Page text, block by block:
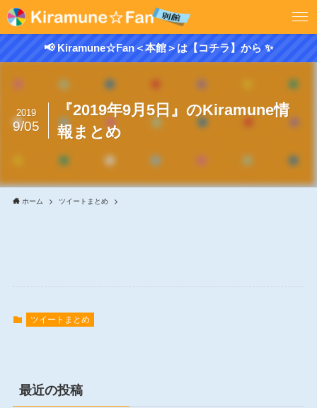
📢 Kiramune☆Fan＜本館＞は【コチラ】から ✨
『2019年9月5日』のKiramune情
報まとめ
2019
9/05
ホーム ツイートまとめ
ツイートまとめ
最近の投稿